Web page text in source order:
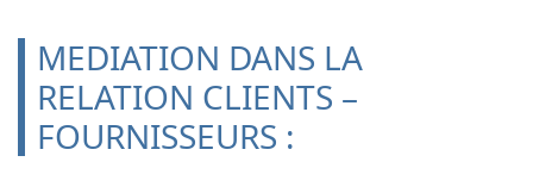
MEDIATION DANS LA
RELATION CLIENTS –
FOURNISSEURS :